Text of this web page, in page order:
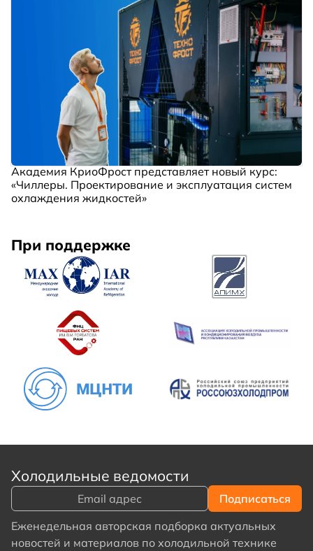
Академия КриоФрост представляет новый курс:
«Чиллеры. Проектирование и эксплуатация систем
охлаждения жидкостей»
При поддержке
Холодильные ведомости
Еженедельная авторская подборка актуальных
новостей и материалов по холодильной технике